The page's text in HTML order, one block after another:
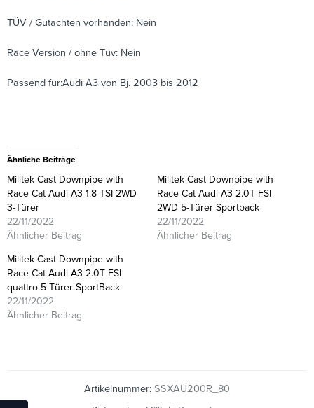
TÜV / Gutachten vorhanden: Nein
Race Version / ohne Tüv: Nein
Passend für:Audi A3 von Bj. 2003 bis 2012
Ähnliche Beiträge
Milltek Cast Downpipe with
Race Cat Audi A3 1.8 TSI 2WD
3-Türer
22/11/2022
Ähnlicher Beitrag
Milltek Cast Downpipe with
Race Cat Audi A3 2.0T FSI
2WD 5-Türer Sportback
22/11/2022
Ähnlicher Beitrag
Milltek Cast Downpipe with
Race Cat Audi A3 2.0T FSI
quattro 5-Türer SportBack
22/11/2022
Ähnlicher Beitrag
Artikelnummer: SSXAU200R_80